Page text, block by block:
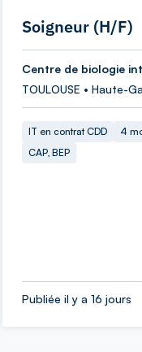
Soigneur (H/F)
Centre de biologie
TOULOUSE • Haute-
IT en contrat CDD
4
CAP, BEP
Publiée il y a 16 jours